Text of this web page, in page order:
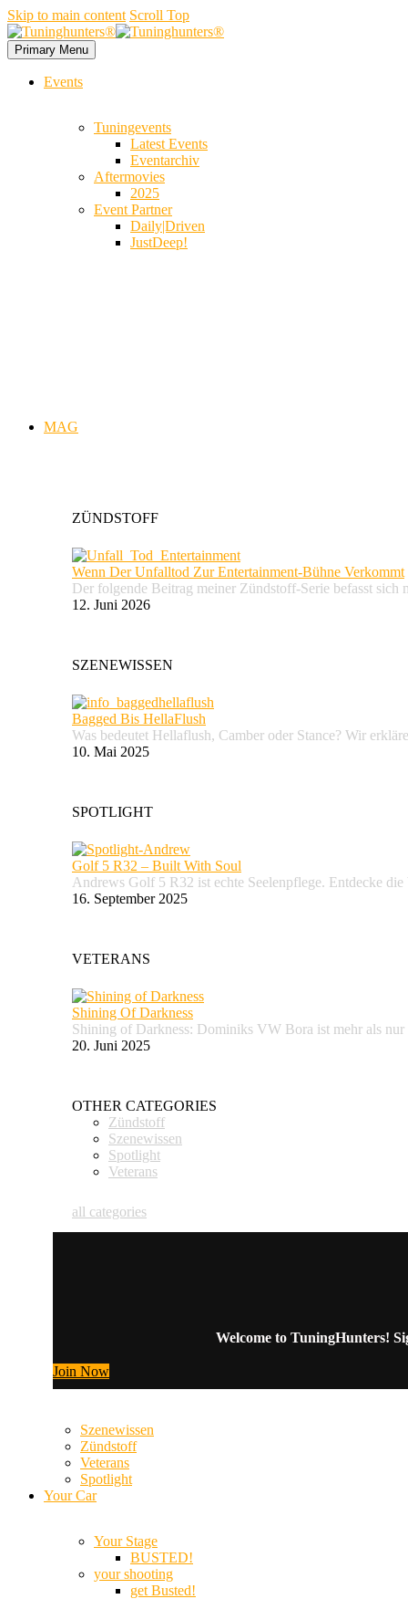
Skip to main content Scroll Top
Primary Menu
Events
Tuningevents
Latest Events
Eventarchiv
Aftermovies
2025
Event Partner
Daily|Driven
JustDeep!
MAG
ZÜNDSTOFF
Wenn Der Unfalltod Zur Entertainment-Bühne Verkommt
Der folgende Beitrag meiner Zündstoff-Serie befasst
12. Juni 2026
SZENEWISSEN
Bagged Bis HellaFlush
Was bedeutet Hellaflush, Camber oder Stance? Wir
10. Mai 2025
SPOTLIGHT
Golf 5 R32 – Built With Soul
Andrews Golf 5 R32 ist echte Seelenpflege. Entdecke
16. September 2025
VETERANS
Shining Of Darkness
Shining of Darkness: Dominiks VW Bora ist mehr als
20. Juni 2025
OTHER CATEGORIES
Zündstoff
Szenewissen
Spotlight
Veterans
all categories
Welcome to TuningHunters!
Join Now
Szenewissen
Zündstoff
Veterans
Spotlight
Your Car
Your Stage
BUSTED!
your shooting
get Busted!